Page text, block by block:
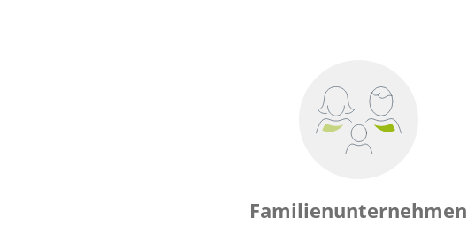
Familienunternehmen